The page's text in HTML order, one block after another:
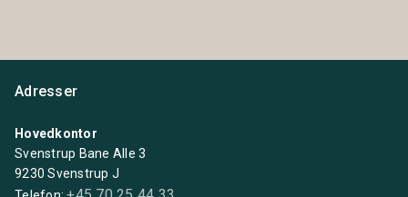
Adresser
Hovedkontor
Svenstrup Bane Alle 3
9230 Svenstrup J